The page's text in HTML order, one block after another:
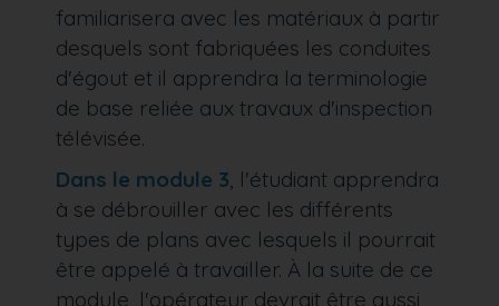
familiarisera avec les matériaux à partir
desquels sont fabriquées les conduites
d'égout et il apprendra la terminologie
de base reliée aux travaux d'inspection
télévisée.
Dans le module 3, l'étudiant apprendra
à se débrouiller avec les différents
types de plans avec lesquels il pourrait
être appelé à travailler. À la suite de ce
module, l'opérateur devrait être aussi